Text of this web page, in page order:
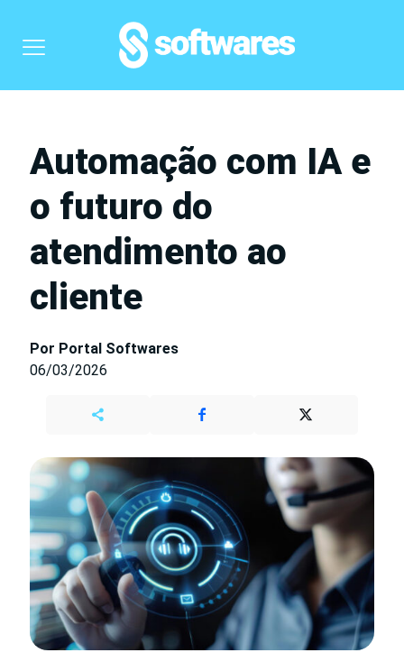
Automação com IA e
o futuro do
atendimento ao
cliente
Por Portal Softwares
06/03/2026